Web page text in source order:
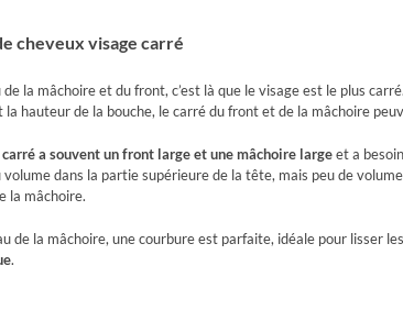
cheveux visage carré
la mâchoire et du front, c’est là que le visage est le plus
hauteur de la bouche, le carré du front et de la mâchoire
carré a souvent un front large et une mâchoire largeet a
volume dans la partie supérieure de la tête, mais peu de
la mâchoire.
de la mâchoire, une courbure est parfaite, idéale pour lisser
.